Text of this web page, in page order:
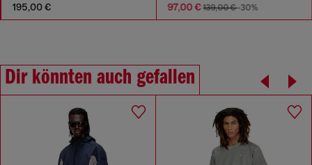
195,00 € 97,00 €139,00 €-30%
Dir könnten auch gefallen